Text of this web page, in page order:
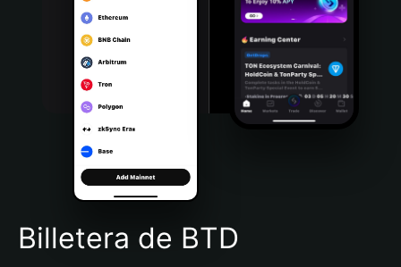
Português (Portugal)
Bahasa Indonesia
Português (Brasil)
Español (Argentina)
Billetera de BTD